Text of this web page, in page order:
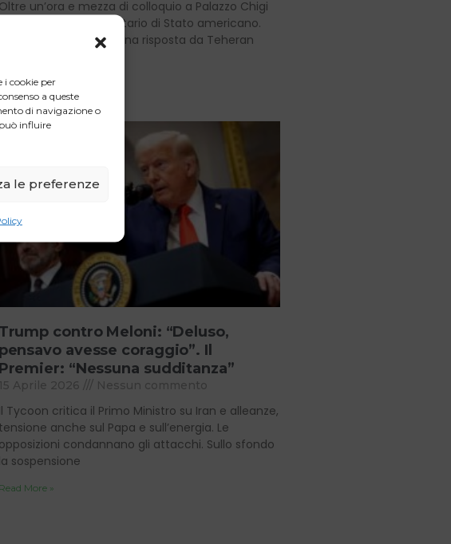
i cookie per
a queste
di navigazione o
influire
le preferenze
Oltre un’ora e mezza di colloquio a Palazzo Chigi
tra il Premier e il Segretario di Stato americano.
Washington attende una risposta da Teheran
More »
Trump contro Meloni: “Deluso,
pensavo avesse coraggio”. Il
Premier: “Nessuna sudditanza”
15 Aprile 2026 Nessun commento
Il Tycoon critica il Primo Ministro su Iran e alleanze,
tensione anche sul Papa e sull’energia. Le
opposizioni condannano gli attacchi. Sullo sfondo
la sospensione
Read More »